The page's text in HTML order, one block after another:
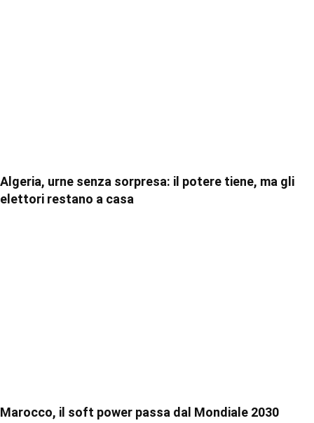
Algeria, urne senza sorpresa: il potere tiene, ma gli
elettori restano a casa
Marocco, il soft power passa dal Mondiale 2030